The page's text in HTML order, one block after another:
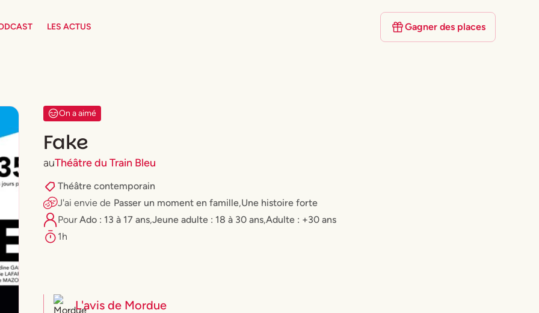
LES ACTUS Gagner des places
On a aimé
Fake
auThéâtre du Train Bleu
Théâtre contemporain
J'ai envie de Passer un moment en famille,Une histoire forte
PourAdo : 13 à 17 ans,⁠Jeune adulte : 18 à 30 ans,Adulte : +30 ans
1h
L'avis de Mordue